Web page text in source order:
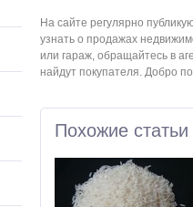
На сайте регулярно
узнать о продажах
или гараж, обращайтесь в
найдут покупателя. Добро
Похожие статьи